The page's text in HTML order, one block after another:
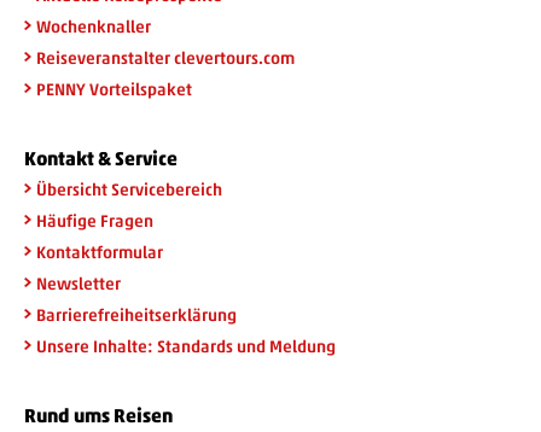
Wochenknaller
Reiseveranstalter clevertours.com
PENNY Vorteilspaket
Kontakt & Service
Übersicht Servicebereich
Häufige Fragen
Kontaktformular
Newsletter
Barrierefreiheitserklärung
Unsere Inhalte: Standards und Meldung
Rund ums Reisen